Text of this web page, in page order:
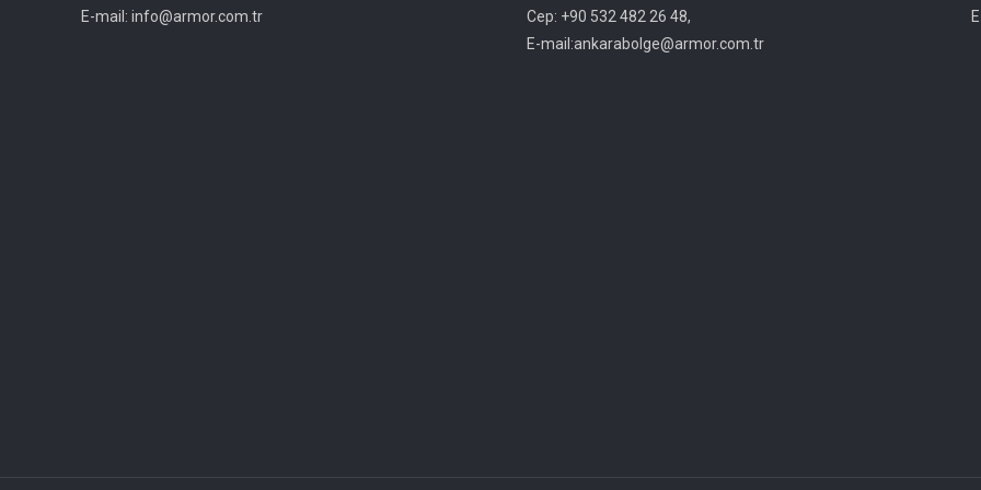
E-mail: info@armor.com.tr
Cep: +90 532 482 26 48,
E-mail:ankarabolge@armor.com.tr